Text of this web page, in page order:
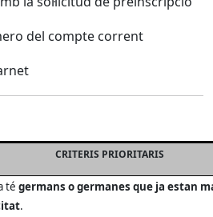
del compte corrent
CRITERIS PRIORITARIS
té germans o germanes que ja estan
.